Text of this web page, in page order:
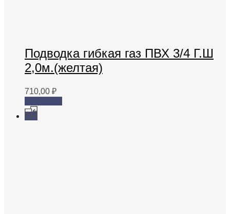
Подводка гибкая газ ПВХ 3/4 Г.Ш
2,0м.(желтая)
710,00 ₽